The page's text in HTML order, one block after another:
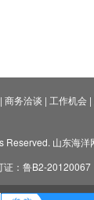
| 商务洽谈 | 工作机会|
山东海洋
证：鲁B2-20120067